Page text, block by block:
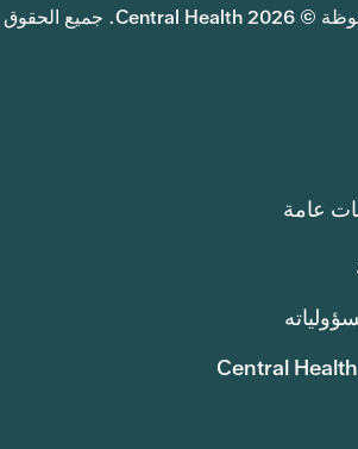
جميع الحقوق محفوظة © 2026 Central Health. جميع الحقوق
عامة